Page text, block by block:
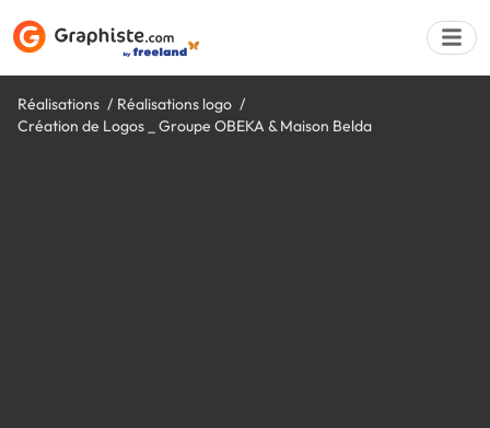
Réalisations
Réalisations logo
Création de Logos _ Groupe OBEKA & Maison Belda